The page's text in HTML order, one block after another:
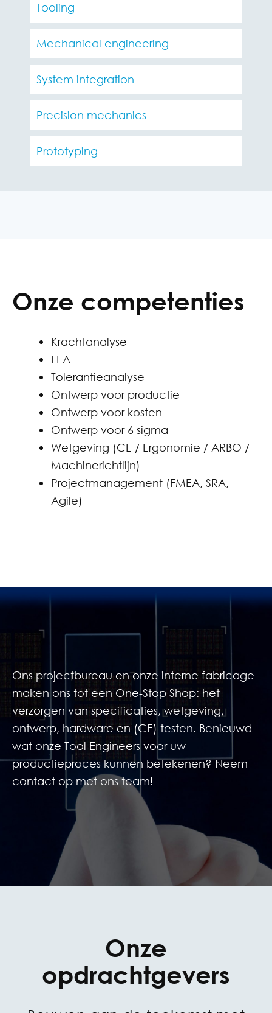
Tooling
Mechanical engineering
System integration
Precision mechanics
Prototyping
Onze competenties
Krachtanalyse
FEA
Tolerantieanalyse
Ontwerp voor productie
Ontwerp voor kosten
Ontwerp voor 6 sigma
Wetgeving (CE / Ergonomie / ARBO /
Machinerichtlijn)
Projectmanagement (FMEA, SRA,
Agile)
Ons projectbureau en onze interne fabricage
maken ons tot een One-Stop Shop: het
verzorgen van specificaties, wetgeving,
ontwerp, hardware en (CE) testen. Benieuwd
wat onze Tool Engineers voor uw
productieproces kunnen betekenen? Neem
contact op met ons team!
Onze
opdrachtgevers